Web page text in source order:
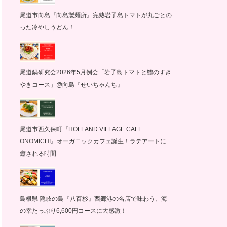
尾道市向島『向島製麺所』完熟岩子島トマトが丸ごとの
った冷やしうどん！
尾道鍋研究会2026年5月例会「岩子島トマトと鱧のすき
やきコース」@向島『せいちゃんち』
尾道市西久保町『HOLLAND VILLAGE CAFE
ONOMICHI』オーガニックカフェ誕生！ラテアートに
癒される時間
島根県 隠岐の島『八百杉』西郷港の名店で味わう、海
の幸たっぷり6,600円コースに大感激！